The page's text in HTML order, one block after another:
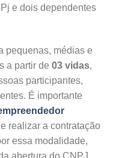
e dois dependentes
pequenas, médias e
a partir de 03 vidas,
participantes,
É importante
realizar a contratação
essa modalidade,
abertura do CNPJ.